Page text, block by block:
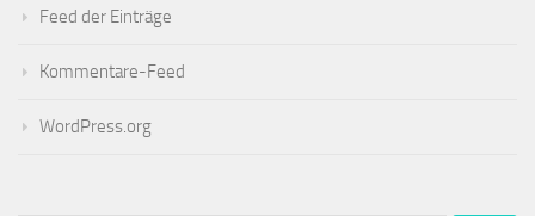
Feed der Einträge
Kommentare-Feed
WordPress.org